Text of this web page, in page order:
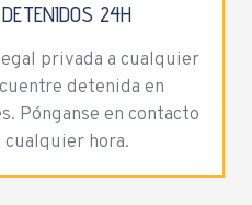
24H
privada a cualquier
detenida en
Pónganse en contacto
cualquier hora.